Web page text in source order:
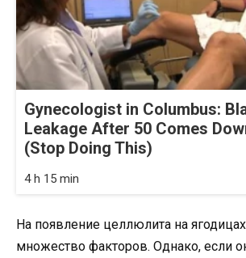
Gynecologist in Columbus:
Leakage After 50 Comes
(Stop Doing This)
4 h 15 min
На появление целлюлита на
множество факторов. Однако, если